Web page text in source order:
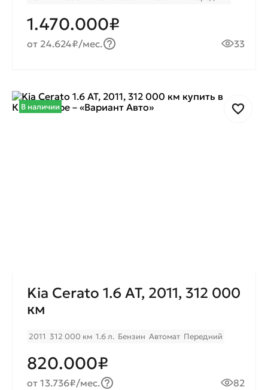
1.470.000₽
от 24.624₽/мес. 33
В наличии
Kia Cerato 1.6 AT, 2011, 312 000
км
2011 312 000 км 1.6 л. Бензин Автомат Передний
820.000₽
от 13.736₽/мес. 82